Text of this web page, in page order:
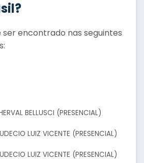
ser encontrado nas seguintes
BELLUSCI (PRESENCIAL)
LUIZ VICENTE (PRESENCIAL)
LUIZ VICENTE (PRESENCIAL)